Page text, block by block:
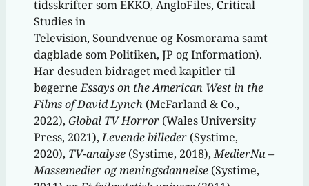
tidsskrifter som EKKO, AngloFiles, Critical
Studies in
Television, Soundvenue og Kosmorama samt
dagblade som Politiken, JP og Information).
Har desuden bidraget med kapitler til
bøgerneEssays on the American West in the
Films of David Lynch(McFarland & Co.,
2022), Global TV Horror (Wales University
Press, 2021),Levende billeder(Systime,
2020), TV-analyse(Systime, 2018),MedierNu –
Massemedier og meningsdannelse(Systime,